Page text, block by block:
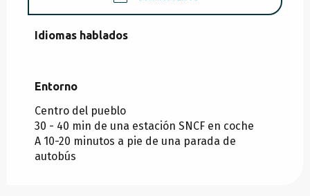
Idiomas hablados
Idiomas hablados
Entorno
Entorno
Centro del pueblo
30 - 40 min de una estación SNCF en coche
A 10-20 minutos a pie de una parada de
autobús